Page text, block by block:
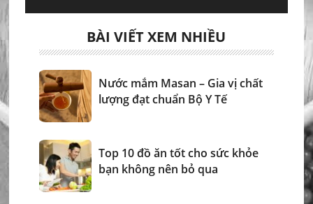
BÀI VIẾT XEM NHIỀU
Nước mắm Masan – Gia vị chất
lượng đạt chuẩn Bộ Y Tế
Top 10 đồ ăn tốt cho sức khỏe
bạn không nên bỏ qua